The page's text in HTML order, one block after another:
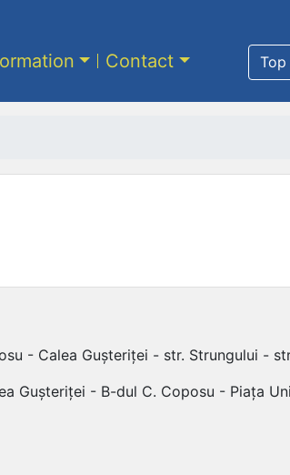
Top
Contact
- Calea Gușteriței - str. Strungului -
Gușteriței - B-dul C. Coposu - Piața